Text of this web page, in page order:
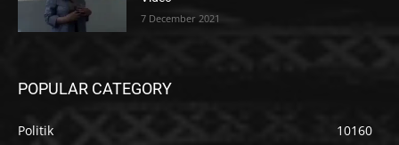
7 December 2021
POPULAR CATEGORY
Politik
10160